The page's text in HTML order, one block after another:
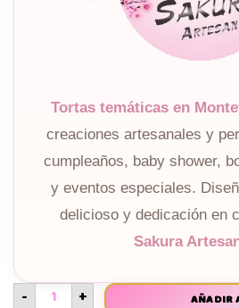
Tortas temáticas en
creaciones artesanales y
cumpleaños, baby shower,
y eventos especiales.
delicioso y dedicación en
Sakura
- + AÑADIR